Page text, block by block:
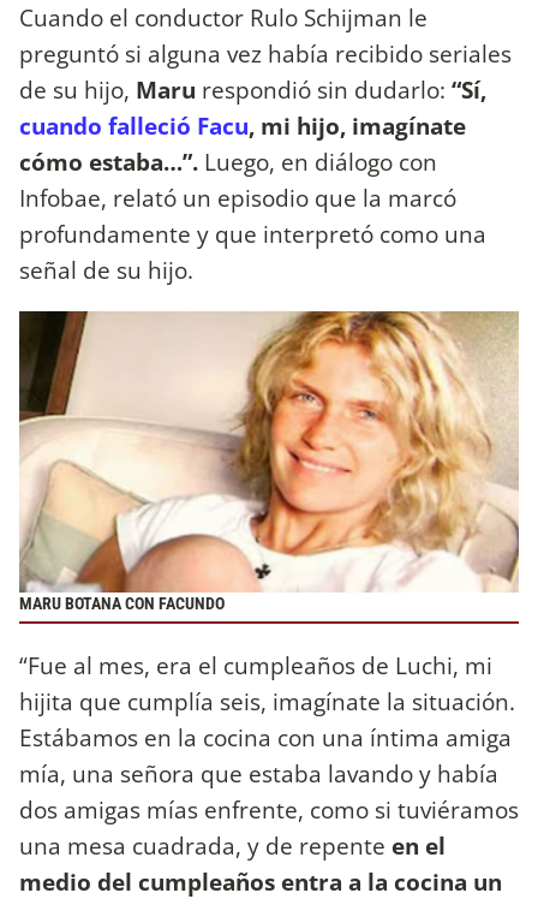
Cuando el conductor Rulo Schijman le
preguntó si alguna vez había recibido seriales
de su hijo, Maru respondió sin dudarlo: “Sí,
cuando falleció Facu, mi hijo, imagínate
cómo estaba…”. Luego, en diálogo con
Infobae, relató un episodio que la marcó
profundamente y que interpretó como una
señal de su hijo.
MARU BOTANA CON FACUNDO
“Fue al mes, era el cumpleaños de Luchi, mi
hijita que cumplía seis, imagínate la situación.
Estábamos en la cocina con una íntima amiga
mía, una señora que estaba lavando y había
dos amigas mías enfrente, como si tuviéramos
una mesa cuadrada, y de repente en el
medio del cumpleaños entra a la cocina un